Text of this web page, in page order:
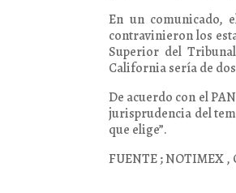
En un comunicado,
contravinieron los
Superior del
California sería de
De acuerdo con el
jurisprudencia del
que elige”.
FUENTE ; NOTIMEX ,